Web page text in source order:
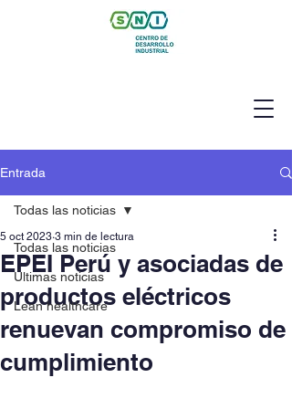
Entrada
Todas las noticias
Últimas noticias
Lean healthcare
Todas las noticias
EPEI Perú y asociadas de
productos eléctricos
renuevan compromiso de
cumplimiento
5 oct 2023 3 min de lectura